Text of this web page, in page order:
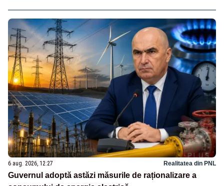
6 aug. 2026, 12:27 Realitatea din PNL
Guvernul adoptă astăzi măsurile de raționalizare a